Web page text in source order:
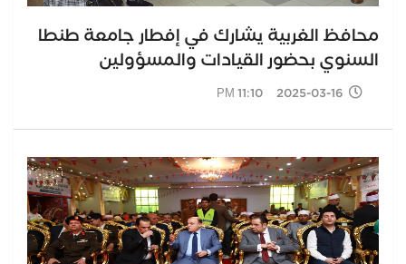
محافظ الغربية يشارك في إفطار جامعة طنطا
السنوي بحضور القيادات والمسؤولين
2025-03-16 11:10 PM